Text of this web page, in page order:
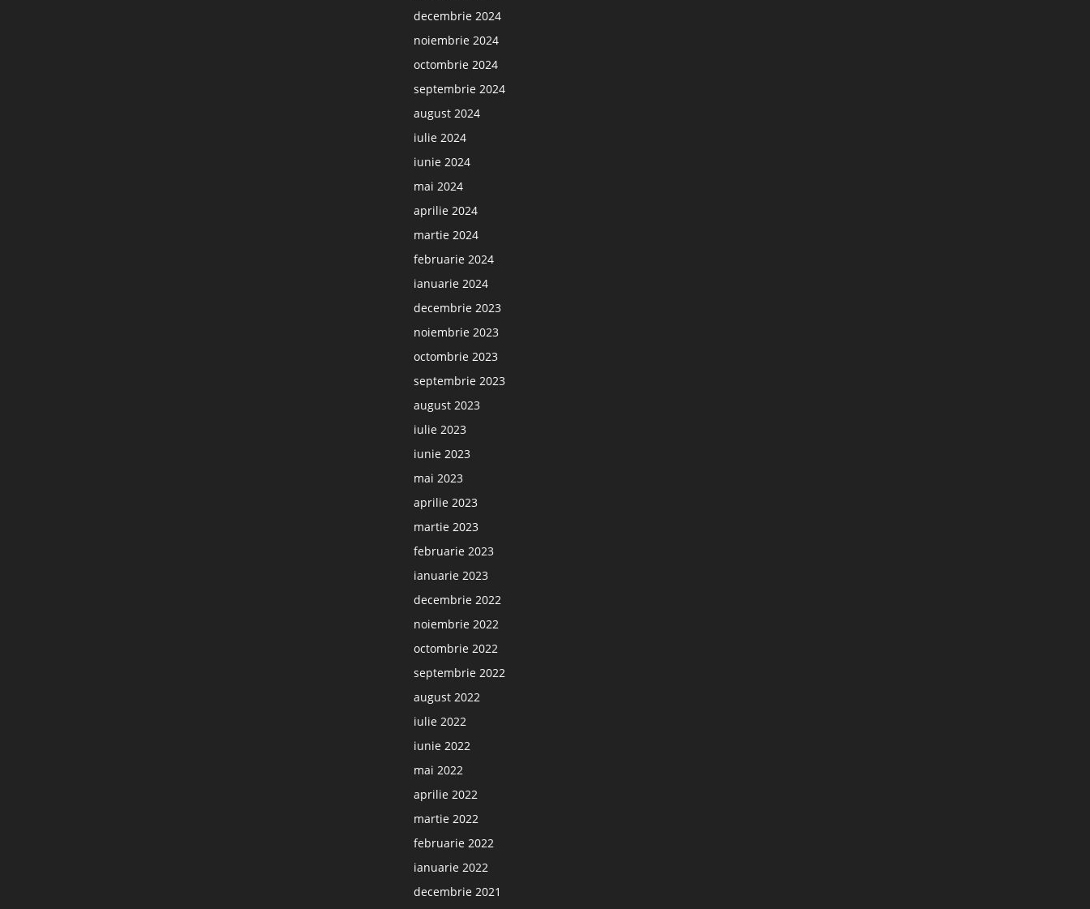
decembrie 2024
noiembrie 2024
octombrie 2024
septembrie 2024
august 2024
iulie 2024
iunie 2024
mai 2024
aprilie 2024
martie 2024
februarie 2024
ianuarie 2024
decembrie 2023
noiembrie 2023
octombrie 2023
septembrie 2023
august 2023
iulie 2023
iunie 2023
mai 2023
aprilie 2023
martie 2023
februarie 2023
ianuarie 2023
decembrie 2022
noiembrie 2022
octombrie 2022
septembrie 2022
august 2022
iulie 2022
iunie 2022
mai 2022
aprilie 2022
martie 2022
februarie 2022
ianuarie 2022
decembrie 2021